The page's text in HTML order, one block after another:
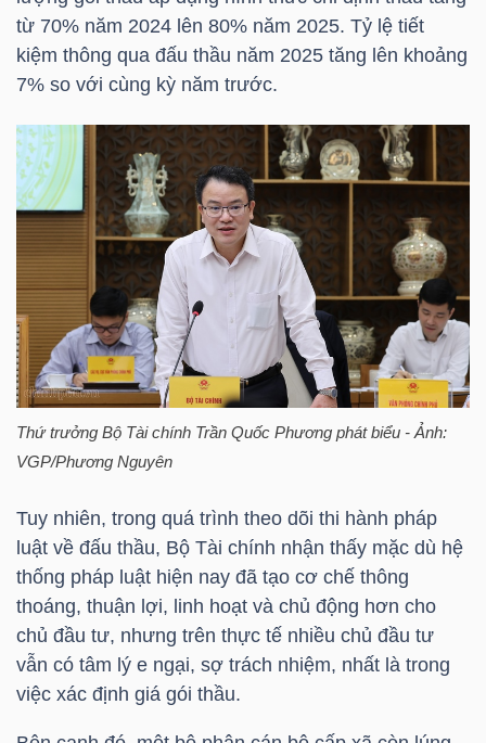
từ 70% năm 2024 lên 80% năm 2025. Tỷ lệ tiết
kiệm thông qua đấu thầu năm 2025 tăng lên khoảng
7% so với cùng kỳ năm trước.
Thứ trưởng Bộ Tài chính Trần Quốc Phương phát biểu - Ảnh:
VGP/Phương Nguyên
Tuy nhiên, trong quá trình theo dõi thi hành pháp
luật về đấu thầu, Bộ Tài chính nhận thấy mặc dù hệ
thống pháp luật hiện nay đã tạo cơ chế thông
thoáng, thuận lợi, linh hoạt và chủ động hơn cho
chủ đầu tư, nhưng trên thực tế nhiều chủ đầu tư
vẫn có tâm lý e ngại, sợ trách nhiệm, nhất là trong
việc xác định giá gói thầu.
PHÁI
SINH
TRÁI
PHIẾU
CÔNG
CỤ
ĐẦU
TRUY
XUẤT
DỮ
LIỆU
Ngành
(-)